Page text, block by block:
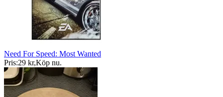
Need For Speed: Most Wanted
Pris:29 kr,Köp nu.